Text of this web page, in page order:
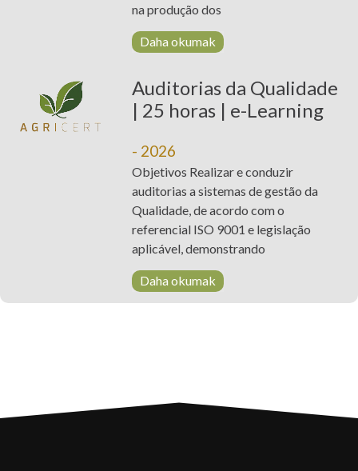
na produção dos
Daha okumak
Auditorias da Qualidade
| 25 horas | e-Learning
- 2026
Objetivos Realizar e conduzir
auditorias a sistemas de gestão da
Qualidade, de acordo com o
referencial ISO 9001 e legislação
aplicável, demonstrando
Daha okumak